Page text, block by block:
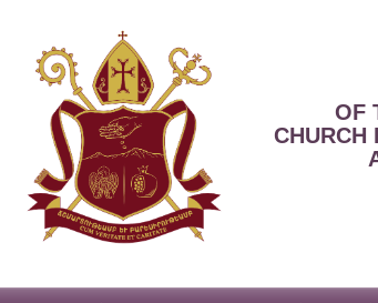
OF
CHURCH